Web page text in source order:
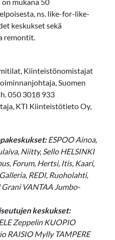
ns. like-for-like-
keskukset sekä
remontit.
Kiinteistönomistajat
Suomen
050 3018 933
KTI Kiinteistötieto Oy,
ESPOO Ainoa,
Niitty, Sello HELSINKI
Forum, Hertsi, Itis, Kaari,
REDI, Ruoholahti,
VANTAA Jumbo-
keskukset:
Zeppelin KUOPIO
RAISIO Mylly TAMPERE